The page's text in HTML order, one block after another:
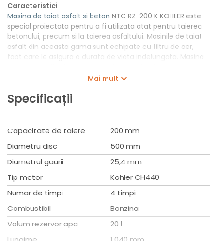
Caracteristici
Masina de taiat asfalt si beton NTC RZ-200 K KOHLER este
special proiectata pentru a fi utilizata atat pentru taierea
betonului, precum si la taierea asfaltului. Masinile de taiat
asfalt din aceasta gama sunt echipate cu filtru de aer,
fapt care le asigura o durata de viata indelungata. Masina
durabilitate si un pret accesibil, fiind unealta perfecta
Tip motor: KOHLER CH440
Performanta motor: 14 LE
Adancime de taiere: 200mm
Diametru: 520 mm
Greutate: 110 kg
Combustibil: benzina
Mai mult
Specificații
Capacitate de taiere
200 mm
Diametru disc
500 mm
Diametrul gaurii
25,4 mm
Tip motor
Kohler CH440
Numar de timpi
4 timpi
Combustibil
Benzina
Volum rezervor apa
20 l